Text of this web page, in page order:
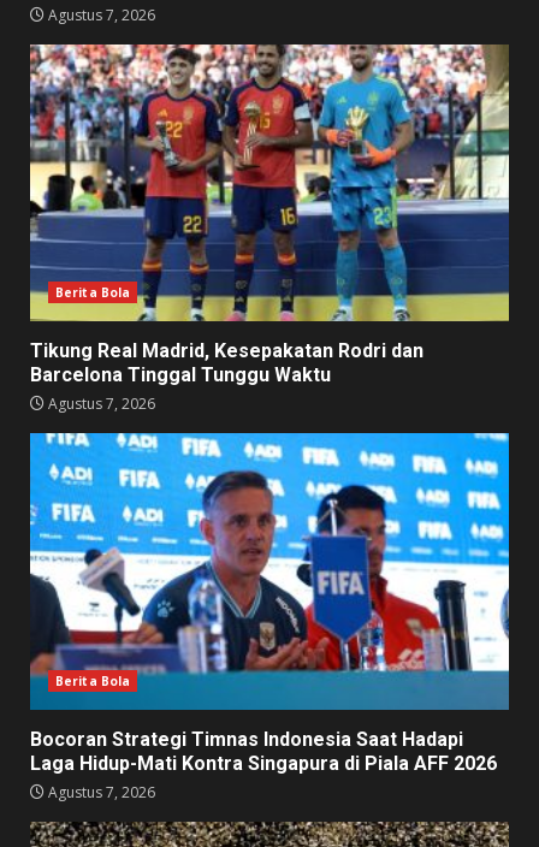
Agustus 7, 2026
Berita Bola
Tikung Real Madrid, Kesepakatan Rodri dan
Barcelona Tinggal Tunggu Waktu
Agustus 7, 2026
Berita Bola
Bocoran Strategi Timnas Indonesia Saat Hadapi
Laga Hidup-Mati Kontra Singapura di Piala AFF 2026
Agustus 7, 2026